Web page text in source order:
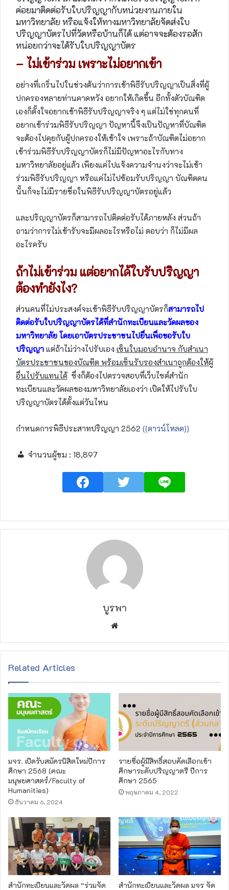
ค่อยมาติดต่อรับใบปริญญากับหน่วยงานภายใน
มหาวิทยาลัย หรือแจ้งให้ทางมหาวิทยาลัยจัดส่งใบ
ปริญญาบัตรไปที่วัดหรือบ้านก็ได้ แต่อาจจะต้องรอสัก
หน่อยกว่าจะได้รับใบปริญญาบัตร
– ไม่เข้าร่วม เพราะไม่อยากเข้า
อย่างที่เกริ่นไปในช่วงต้นว่าการเข้าพิธีรับปริญญาเป็นสิ่งที่ผู้
ปกครองหลายท่านคาดหวัง อยากให้เกิดขึ้น อีกทั้งตัวบัณฑิต
เองก็ตั้งใจอยากเข้าพิธีรับปริญญาจริง ๆ แต่ไม่ใช่ทุกคนที่
อยากเข้าร่วมพิธีรับปริญญา ปัญหานี้จึงเป็นปัญหาที่บัณฑิต
จะต้องไปคุยกับผู้ปกครองให้เข้าใจ เพราะถ้าบัณฑิตไม่อยาก
เข้าร่วมพิธีรับปริญญาบัตรก็ไม่มีปัญหาอะไรกับทาง
มหาวิทยาลัยอยู่แล้ว เพียงแค่ไปแจ้งความจำนงว่าจะไม่เข้า
ร่วมพิธีรับปริญญา หรือแค่ไม่ไปซ้อมรับปริญญา บัณฑิตคน
นั้นก็จะไม่มีรายชื่อในพิธีรับปริญญาบัตรอยู่แล้ว
และปริญญาบัตรก็สามารถไปติดต่อรับได้ภายหลัง ส่วนถ้า
ถามว่าการไม่เข้ารับจะมีผลอะไรหรือไม่ ตอบว่า ก็ไม่มีผล
อะไรครับ
ถ้าไม่เข้าร่วม แต่อยากได้ใบรับปริญญา
ต้องทำยังไง?
ส่วนคนที่ไม่ประสงค์จะเข้าพิธีรับปริญญาบัตรก็สามารถไป
ติดต่อรับใบปริญญาบัตรได้ที่สำนักทะเบียนและวัดผลของ
มหาวิทยาลัย โดยเอาบัตรประชาชนไปยื่นเพื่อขอรับใบ
ปริญญา แต่ถ้าไม่ว่างไปรับเอง เซ็นใบมอบอำนาจ กับสำเนา
บัตรประชาชนของบัณฑิต พร้อมเซ็นรับรองสำเนาถูกต้องให้ผู้
อื่นไปรับแทนได้ ซึ่งก็ต้องไปตรวจสอบที่เว็บไซต์สำนัก
ทะเบียนและวัดผลของมหาวิทยาลัยเองว่า เปิดให้ไปรับใบ
ปริญญาบัตรได้ตั้งแต่วันไหน
กำหนดการพิธีประสาทปริญญา 2562 ((ดาวน์โหลด))
จำนวนผู้ชม : 18,897
บูรพา
b
Related Articles
มจร. เปิดรับสมัครนิสิตใหม่ปีการ
ศึกษา 2568 (คณะ
มนุษยศาสตร์/Faculty of
Humanities)
ธันวาคม 6, 2024
รายชื่อผู้มีสิทธิ์สอบคัดเลือกเข้า
ศึกษาระดับปริญญาตรี ปีการ
ศึกษา 2565
พฤษภาคม 4, 2022
สำนักทะเบียน​และ​วัดผล​ “ร่วมจัด
สำนักทะเบียนและวัดผล มจร จัด